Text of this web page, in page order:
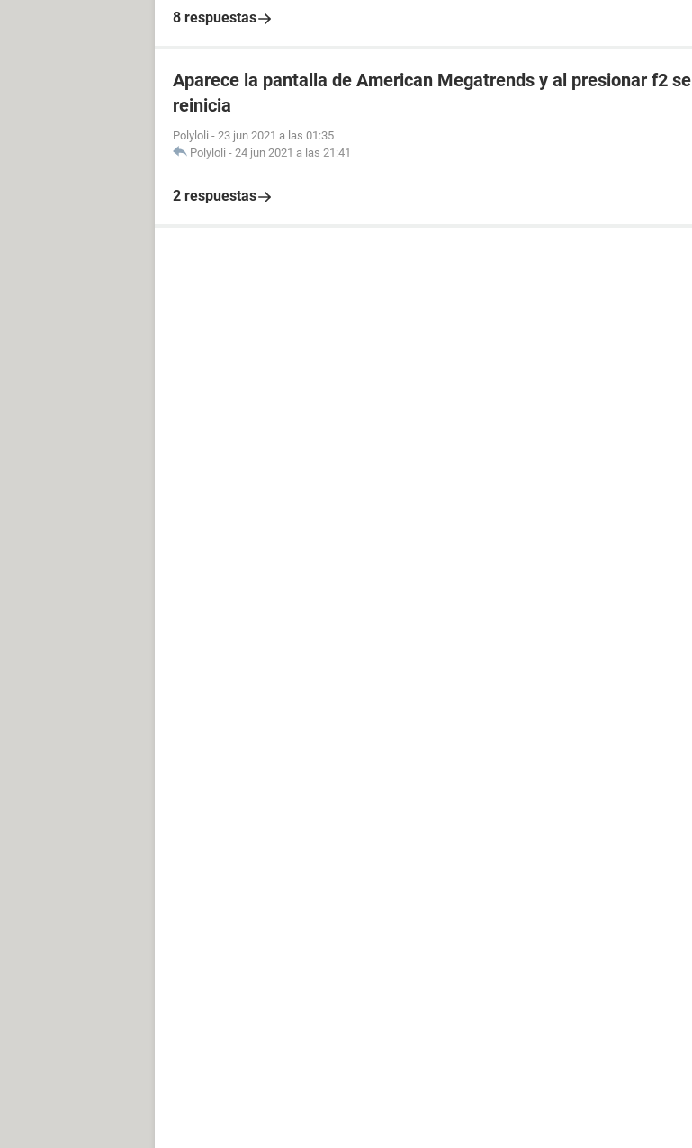
8 respuestas
Aparece la pantalla de American Megatrends y al presionar f2 se
reinicia
Polyloli - 23 jun 2021 a las 01:35
Polyloli - 24 jun 2021 a las 21:41
2 respuestas